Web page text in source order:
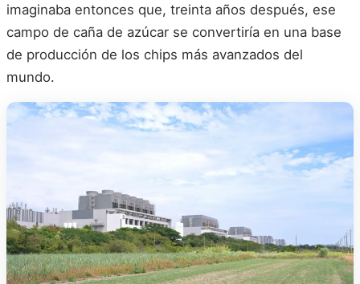
imaginaba entonces que, treinta años después, ese
campo de caña de azúcar se convertiría en una base
de producción de los chips más avanzados del
mundo.